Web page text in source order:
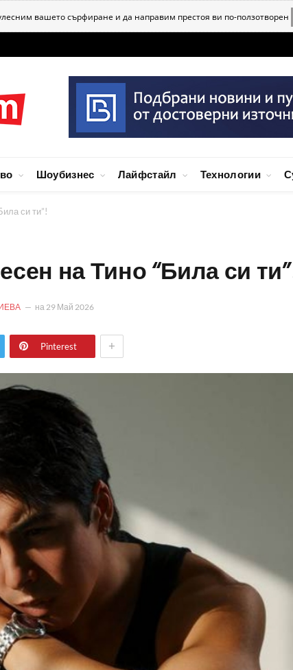
вашето сърфиране и да направим престоя ви по-ползотворен
Шоубизнес Лайфстайл Технологии
си ти”!
на Тино “Била си
на 29 Май 2026
Pinterest +